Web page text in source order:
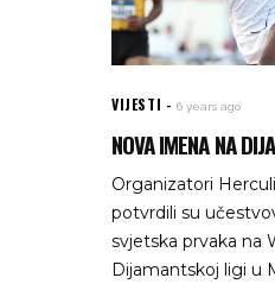
VIJESTI 6 years ago
NOVA IMENA NA
Organizatori
potvrdili su
svjetska prvaka na
Dijamantskoj ligi u